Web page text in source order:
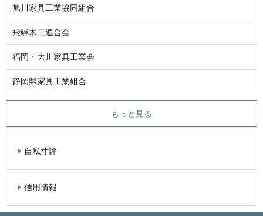
旭川家具工業協同組合
飛騨木工連合会
福岡・大川家具工業会
静岡県家具工業組合
もっと見る
自私寸評
信用情報